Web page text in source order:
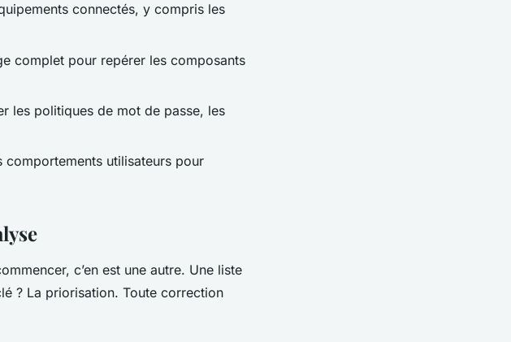
connectés, y compris les
complet pour repérer les composants
les politiques de mot de passe, les
comportements utilisateurs pour
c’en est une autre. Une liste
? La priorisation. Toute correction